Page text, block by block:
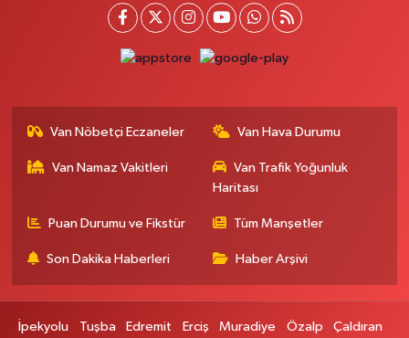
Ferhat Eczanesi
Urartu Sokak, Eski İstanbul Hastanesi karşısı No:4 C İpekyolu Van
Kardelen Eczanesi
Gündüz Eczanesi
Cumhuriyet Mahallesi, Atatürk Caddesi No:39 A Özalp Van
0 (432) 712 27 27 Yol Tarifi Al
Merve Eczanesi
Van Nöbetçi Eczaneler Van Hava Durumu
Van Namaz Vakitleri
Van Trafik Yoğunluk
Haritası
Puan Durumu ve Fikstür Tüm Manşetler
Son Dakika Haberleri Haber Arşivi
İpekyolu Tuşba Edremit Erciş Muradiye Özalp Çaldıran